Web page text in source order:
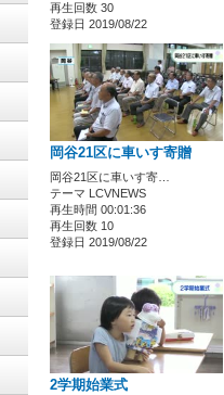
再生回数 30
登録日 2019/08/22
岡谷21区に車いす寄贈
岡谷21区に車いす寄…
テーマ LCVNEWS
再生時間 00:01:36
再生回数 10
登録日 2019/08/22
2学期始業式